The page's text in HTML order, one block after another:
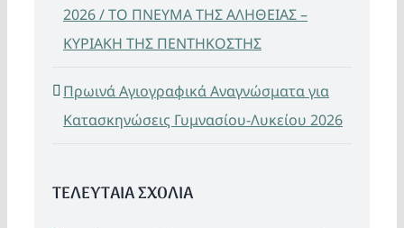
2026 / ΤΟ ΠΝΕΥΜΑ ΤΗΣ ΑΛΗΘΕΙΑΣ –
ΚΥΡΙΑΚΗ ΤΗΣ ΠΕΝΤΗΚΟΣΤΗΣ
Πρωινά Αγιογραφικά Αναγνώσματα για
Κατασκηνώσεις Γυμνασίου-Λυκείου 2026
ΤΕΛΕΥΤΑΙΑ ΣΧΟΛΙΑ